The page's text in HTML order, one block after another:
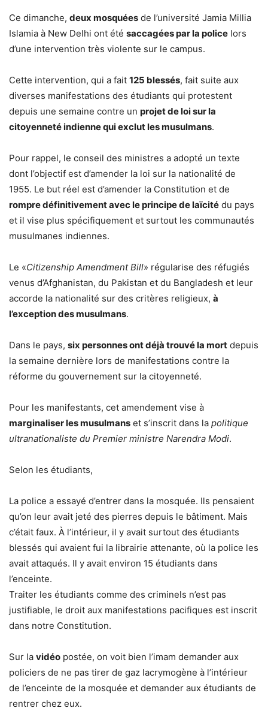
Ce dimanche, deux mosquées de l’université Jamia Millia
Islamia à New Delhi ont été saccagées par la police lors
d’une intervention très violente sur le campus.
Cette intervention, qui a fait 125 blessés, fait suite aux
diverses manifestations des étudiants qui protestent
depuis une semaine contre un projet de loi sur la
citoyenneté indienne qui exclut les musulmans.
Pour rappel, le conseil des ministres a adopté un texte
dont l’objectif est d’amender la loi sur la nationalité de
1955. Le but réel est d’amender la Constitution et de
rompre définitivement avec le principe de laïcité du pays
et il vise plus spécifiquement et surtout les communautés
musulmanes indiennes.
Le «Citizenship Amendment Bill» régularise des réfugiés
venus d’Afghanistan, du Pakistan et du Bangladesh et leur
accorde la nationalité sur des critères religieux, à
l’exception des musulmans.
Dans le pays, six personnes ont déjà trouvé la mort depuis
la semaine dernière lors de manifestations contre la
réforme du gouvernement sur la citoyenneté.
Pour les manifestants, cet amendement vise à
marginaliser les musulmans et s’inscrit dans la politique
ultranationaliste du Premier ministre Narendra Modi.
Selon les étudiants,
La police a essayé d’entrer dans la mosquée. Ils pensaient
qu’on leur avait jeté des pierres depuis le bâtiment. Mais
c’était faux. À l’intérieur, il y avait surtout des étudiants
blessés qui avaient fui la librairie attenante, où la police les
avait attaqués. Il y avait environ 15 étudiants dans
l’enceinte.
Traiter les étudiants comme des criminels n’est pas
justifiable, le droit aux manifestations pacifiques est inscrit
dans notre Constitution.
Sur la vidéo postée, on voit bien l’imam demander aux
policiers de ne pas tirer de gaz lacrymogène à l’intérieur
de l’enceinte de la mosquée et demander aux étudiants de
rentrer chez eux.